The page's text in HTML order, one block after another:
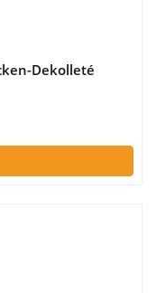
Dekolleté